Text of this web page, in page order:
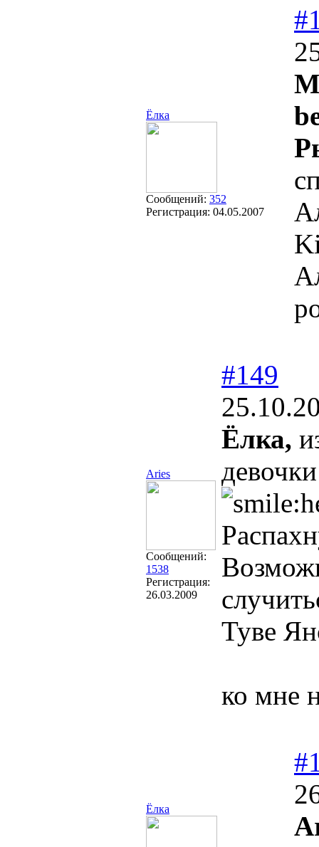
Ёлка
Сообщений: 352
Регистрация: 04.05.2007
Aries
Сообщений:
1538
Регистрация:
26.03.2009
#149
Ёлка,
Туве
ко мне
Ёлка